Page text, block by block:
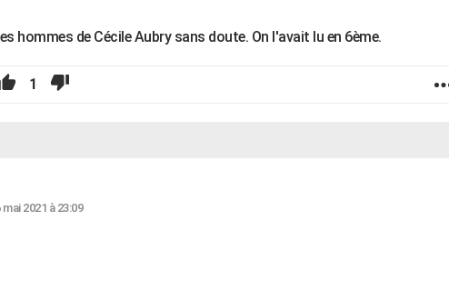
hommes de Cécile Aubry sans doute. On l'avait lu en 6ème.
1
2021 à 23:09